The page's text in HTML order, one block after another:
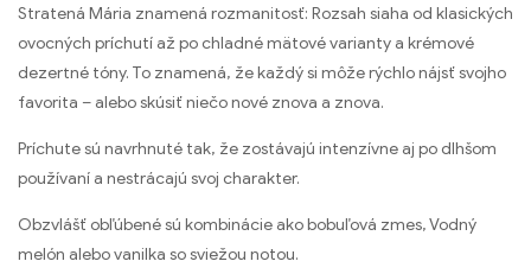
Stratená Mária znamená rozmanitosť: Rozsah siaha od klasických
ovocných príchutí až po chladné mätové varianty a krémové
dezertné tóny. To znamená, že každý si môže rýchlo nájsť svojho
favorita – alebo skúsiť niečo nové znova a znova.
Príchute sú navrhnuté tak, že zostávajú intenzívne aj po dlhšom
používaní a nestrácajú svoj charakter.
Obzvlášť obľúbené sú kombinácie ako bobuľová zmes, Vodný
melón alebo vanilka so sviežou notou.